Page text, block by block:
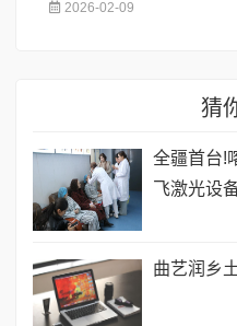
2026-02-09
猜
全疆首台!
飞激光设
曲艺润乡